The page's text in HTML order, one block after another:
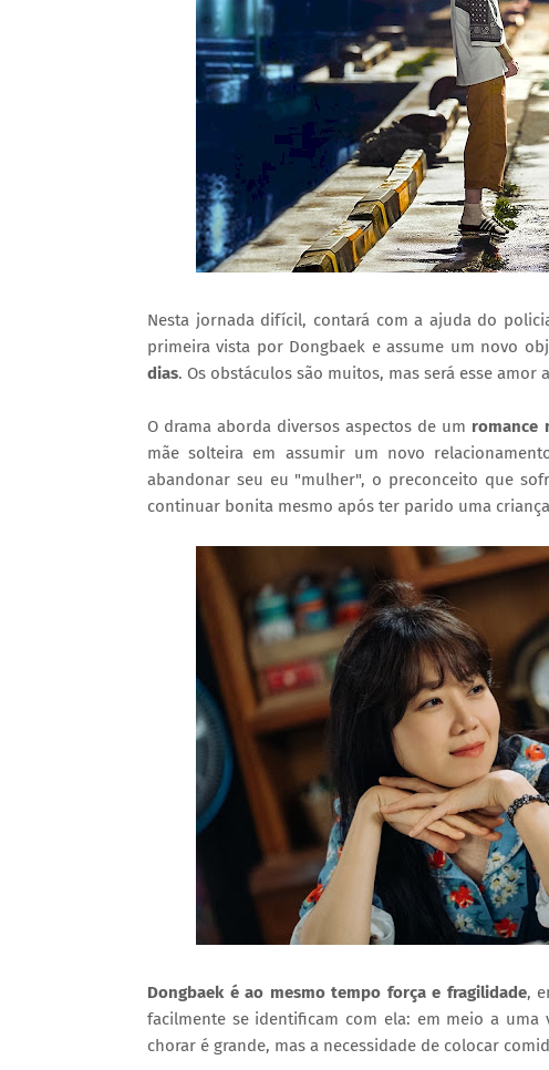
Nesta jornada difícil, contará com a ajuda do
primeira vista por Dongbaek e assume um novo
dias. Os obstáculos são muitos, mas será esse amor
O drama aborda diversos aspectos de um romance
mãe solteira em assumir um novo
abandonar seu eu "mulher", o preconceito que
continuar bonita mesmo após ter parido uma
Dongbaek é ao mesmo tempo força e fragilidade,
facilmente se identificam com ela: em meio a
chorar é grande, mas a necessidade de colocar